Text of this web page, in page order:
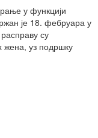
у функцији
је 18. фебруара у
су
жена, уз подршку